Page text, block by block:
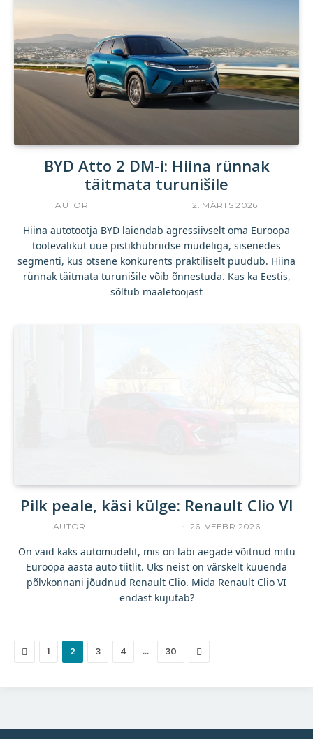
BYD Atto 2 DM-i: Hiina rünnak
täitmata turunišile
AUTOR 2. MÄRTS 2026
Hiina autotootja BYD laiendab agressiivselt oma Euroopa
tootevalikut uue pistikhübriidse mudeliga, sisenedes
segmenti, kus otsene konkurents praktiliselt puudub. Hiina
rünnak täitmata turunišile võib õnnestuda. Kas ka Eestis,
sõltub maaletoojast
Pilk peale, käsi külge: Renault Clio VI
AUTOR 26. VEEBR 2026
On vaid kaks automudelit, mis on läbi aegade võitnud mitu
Euroopa aasta auto tiitlit. Üks neist on värskelt kuuenda
põlvkonnani jõudnud Renault Clio. Mida Renault Clio VI
endast kujutab?
Eelmine
1 2 3 4 … 30 Järgmine